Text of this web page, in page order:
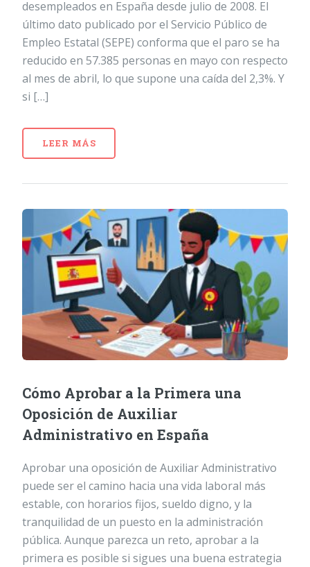
desempleados en España desde julio de 2008. El
último dato publicado por el Servicio Público de
Empleo Estatal (SEPE) conforma que el paro se ha
reducido en 57.385 personas en mayo con respecto
al mes de abril, lo que supone una caída del 2,3%. Y
si […]
LEER MÁS
Cómo Aprobar a la Primera una
Oposición de Auxiliar
Administrativo en España
Aprobar una oposición de Auxiliar Administrativo
puede ser el camino hacia una vida laboral más
estable, con horarios fijos, sueldo digno, y la
tranquilidad de un puesto en la administración
pública. Aunque parezca un reto, aprobar a la
primera es posible si sigues una buena estrategia